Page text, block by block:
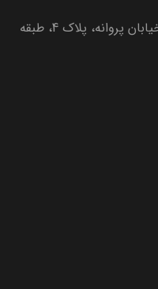
تهران، بزرگراه جلال آل احمد، خیابان پروانه، پلاک 4، طبقه